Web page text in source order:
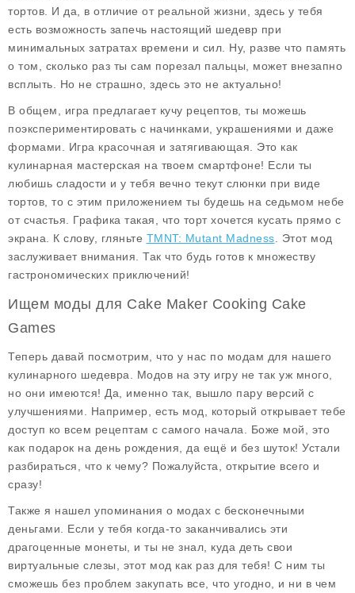
тортов. И да, в отличие от реальной жизни, здесь у тебя
есть возможность запечь настоящий шедевр при
минимальных затратах времени и сил. Ну, разве что память
о том, сколько раз ты сам порезал пальцы, может внезапно
всплыть. Но не страшно, здесь это не актуально!
В общем, игра предлагает кучу рецептов, ты можешь
поэкспериментировать с начинками, украшениями и даже
формами. Игра красочная и затягивающая. Это как
кулинарная мастерская на твоем смартфоне! Если ты
любишь сладости и у тебя вечно текут слюнки при виде
тортов, то с этим приложением ты будешь на седьмом небе
от счастья. Графика такая, что торт хочется кусать прямо с
экрана. К слову, гляньте TMNT: Mutant Madness . Этот мод
заслуживает внимания. Так что будь готов к множеству
гастрономических приключений!
Ищем моды для Cake Maker Cooking Cake
Games
Теперь давай посмотрим, что у нас по модам для нашего
кулинарного шедевра. Модов на эту игру не так уж много,
но они имеются! Да, именно так, вышло пару версий с
улучшениями. Например, есть мод, который открывает тебе
доступ ко всем рецептам с самого начала. Боже мой, это
как подарок на день рождения, да ещё и без шуток! Устали
разбираться, что к чему? Пожалуйста, открытие всего и
сразу!
Также я нашел упоминания о модах с бесконечными
деньгами. Если у тебя когда-то заканчивались эти
драгоценные монеты, и ты не знал, куда деть свои
виртуальные слезы, этот мод как раз для тебя! С ним ты
сможешь без проблем закупать все, что угодно, и ни в чем